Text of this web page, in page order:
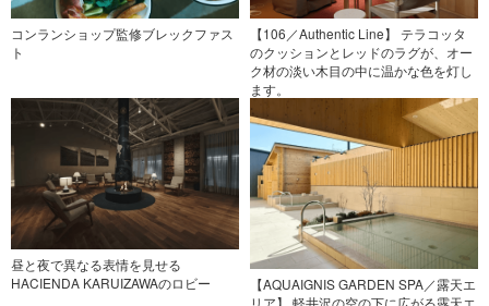
コンランショップ監修ブレックファス
ト
【106／Authentic Line】 テラコッタ
のクッションとレッドのラグが、オー
ク材の淡い木目の中に温かな色を灯し
ます。
昼と夜で異なる表情を見せる
HACIENDA KARUIZAWAのロビー
【AQUAIGNIS GARDEN SPA／露天エ
リア】 軽井沢の空の下に広がる露天エ